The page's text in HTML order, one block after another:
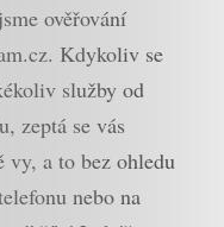
ověřování
Kdykoliv se
služby od
zeptá se vás
vy, a to bez ohledu
nebo na